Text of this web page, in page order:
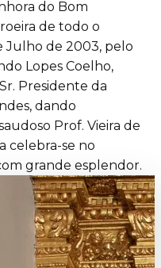
do Bom
de todo o
Julho de 2003, pelo
Lopes Coelho,
Presidente da
dando
Prof. Vieira de
celebra-se no
grande esplendor.